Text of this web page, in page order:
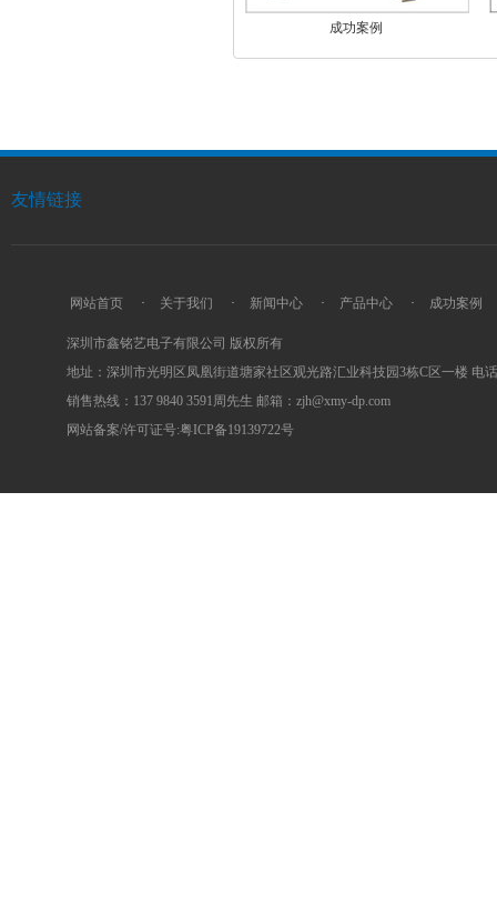
成功案例
友情链接
网站首页 · 关于我们 · 新闻中心 · 产品中心 · 成功案例
深圳市鑫铭艺电子有限公司 版权所有
地址：深圳市光明区凤凰街道塘家社区观光路汇业科技园3栋C区一楼 电话
销售热线：137 9840 3591周先生 邮箱：zjh@xmy-dp.com
网站备案/许可证号:粤ICP备19139722号